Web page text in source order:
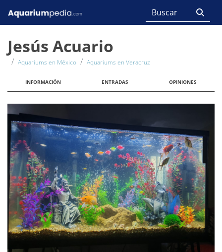
Jesús Acuario
Aquariums en México Aquariums en Veracruz
INFORMACIÓN ENTRADAS OPINIONES